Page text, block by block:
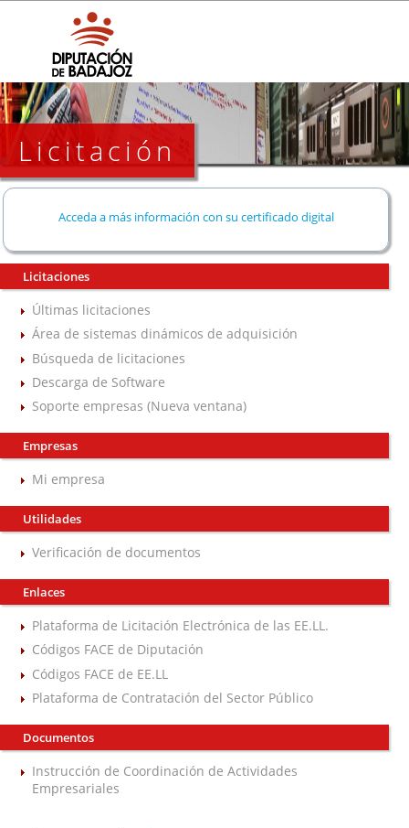
Licitación
Acceda a más información con su certificado digital
Licitaciones
Últimas licitaciones
Área de sistemas dinámicos de adquisición
Búsqueda de licitaciones
Descarga de Software
Soporte empresas (Nueva ventana)
Empresas
Mi empresa
Utilidades
Verificación de documentos
Enlaces
Plataforma de Licitación Electrónica de las EE.LL.
Códigos FACE de Diputación
Códigos FACE de EE.LL
Plataforma de Contratación del Sector Público
Documentos
Instrucción de Coordinación de Actividades
Empresariales